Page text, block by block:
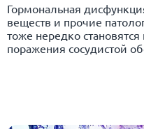
Гормональная
веществ и прочие
тоже нередко
поражения сосудистой